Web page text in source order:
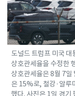
도널드 트럼프 미국
상호관세율을 수정한
상호관세율은 8월 7일
은 15%로, 철강·알루
했다. 사진은 1일 경기